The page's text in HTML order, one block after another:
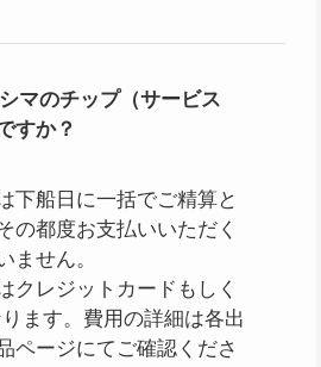
マのチップ（サービス
すか？
下船日に一括でご精算と
の都度お支払いいただく
ません。
クレジットカードもしく
ます。費用の詳細は各出
ページにてご確認くださ